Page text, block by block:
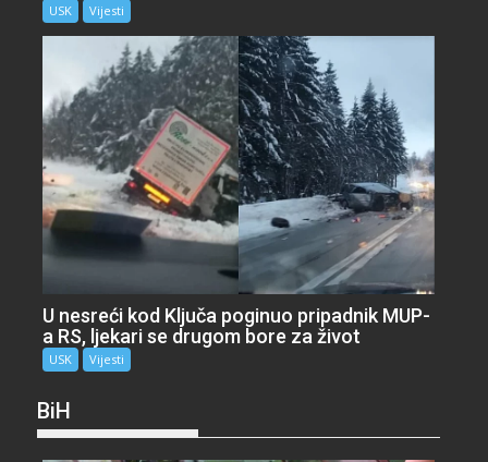
USK Vijesti
U nesreći kod Ključa poginuo pripadnik MUP-
a RS, ljekari se drugom bore za život
USK Vijesti
BiH